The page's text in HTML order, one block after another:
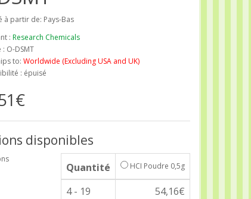
à partir de: Pays-Bas
: Research Chemicals
O-DSMT
to: Worldwide (Excluding USA and UK)
: épuisé
disponibles
Quantité HCI Poudre 0,5g
4 - 19
54,16€